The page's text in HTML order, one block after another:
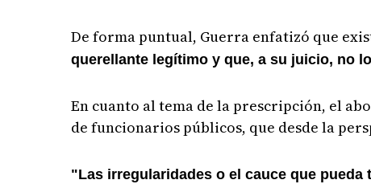
De forma puntual, Guerra enfatizó que
querellante legítimo y que, a su juicio, no
En cuanto al tema de la prescripción, el
de funcionarios públicos, que desde la
"Las irregularidades o el cauce que